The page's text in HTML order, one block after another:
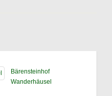
Bärensteinhof
Wanderhäusel